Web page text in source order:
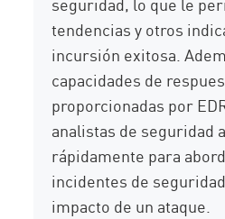
tendencias y otros
incursión exitosa.
capacidades de
proporcionadas por
analistas de seguridad
rápidamente para
incidentes de
impacto de un ataque.